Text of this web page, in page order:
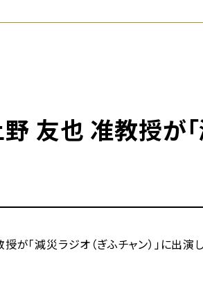
友也 准教授が「
「減災ラジオ（ぎふチャン）」に出演し